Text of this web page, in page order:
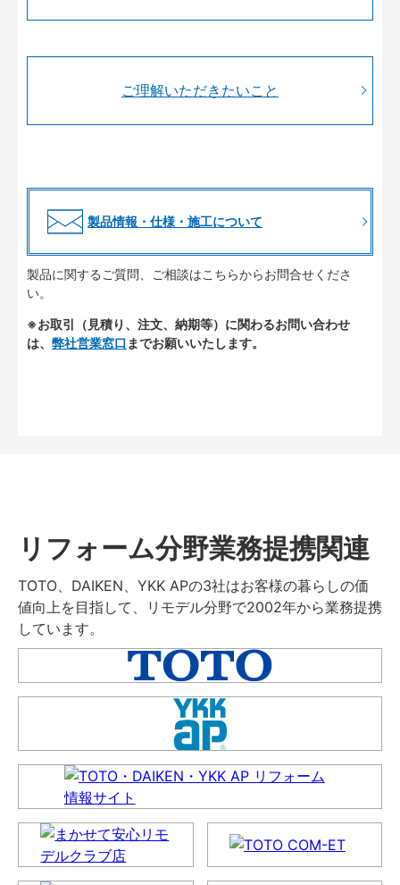
ご理解いただきたいこと
製品情報・仕様・施工について
製品に関するご質問、ご相談はこちらからお問合せくださ
い。
※お取引（見積り、注文、納期等）に関わるお問い合わせ
は、 弊社営業窓口 までお願いいたします。
リフォーム分野業務提携関連
TOTO、DAIKEN、YKK APの3社はお客様の暮らしの価
値向上を目指して、リモデル分野で2002年から業務提携
しています。